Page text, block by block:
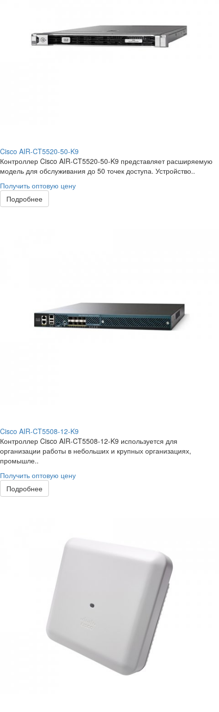
Cisco AIR-CT5520-50-K9
Контроллер Cisco AIR-CT5520-50-K9 представляет расширяемую
модель для обслуживания до 50 точек доступа. Устройство..
Получить оптовую цену
Подробнее
Cisco AIR-CT5508-12-K9
Контроллер Cisco AIR-CT5508-12-K9 используется для
организации работы в небольших и крупных организациях,
промышле..
Получить оптовую цену
Подробнее